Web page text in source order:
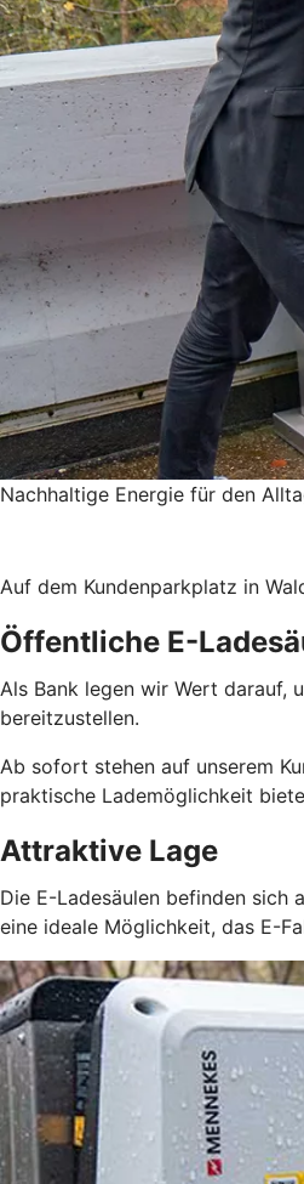
Nachhaltige Energie für den
Auf dem Kundenparkplatz in
Öffentliche E-
Als Bank legen wir Wert darauf,
bereitzustellen.
Ab sofort stehen auf unserem
praktische Lademöglichkeit
Attraktive Lage
Die E-Ladesäulen befinden sich
eine ideale Möglichkeit, das E-